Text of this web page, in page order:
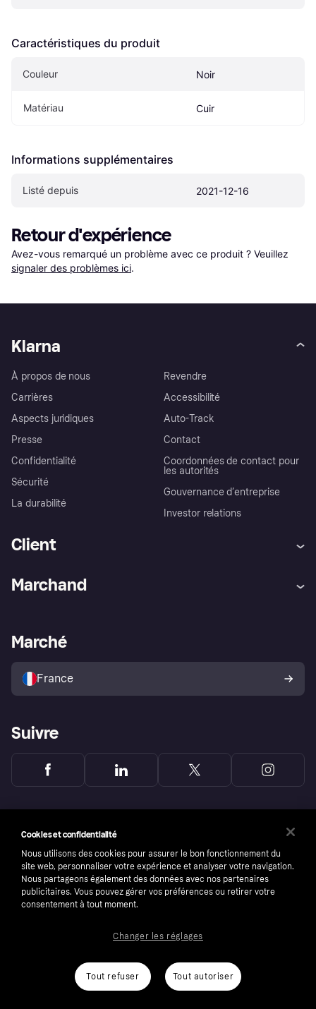
Caractéristiques du produit
Couleur Noir
Matériau Cuir
Informations supplémentaires
Listé depuis 2021-12-16
Retour d'expérience
Avez-vous remarqué un problème avec ce produit ? Veuillez
signaler des problèmes ici.
Klarna
À propos de nous
Carrières
Aspects juridiques
Presse
Confidentialité
Sécurité
La durabilité
Revendre
Accessibilité
Auto-Track
Contact
Coordonnées de contact pour
les autorités
Gouvernance d’entreprise
Investor relations
Client
Explorez les magasins
Politique de protection de
l’acheteur Klarna
Marchand
Portail Marchand
Marché
France
Suivre
number: 556737-0431
ConditionsCookiesKlarna.com
Cookies et confidentialité
Nous utilisons des cookies pour assurer le bon fonctionnement du
site web, personnaliser votre expérience et analyser votre navigation.
Nous partageons également des données avec nos partenaires
publicitaires. Vous pouvez gérer vos préférences ou retirer votre
consentement à tout moment.
Tout refuser Tout autoriser
Changer les réglages